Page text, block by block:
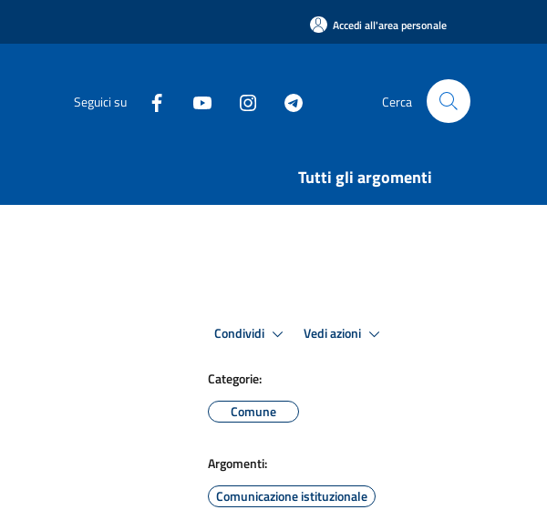
Accedi all'area personale
Seguici su Cerca
Tutti gli argomenti
Condividi Vedi azioni
Categorie:
Comune
Argomenti:
Comunicazione istituzionale